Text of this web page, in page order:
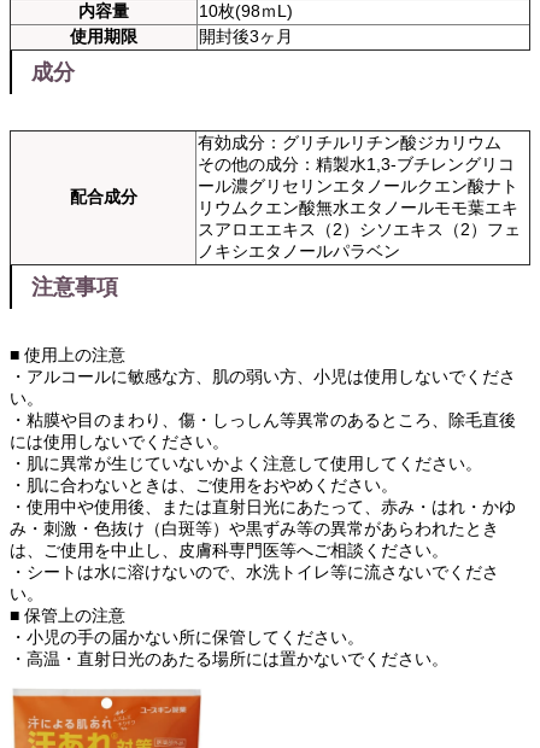
内容量
10枚(98ｍL)
使用期限
開封後3ヶ月
成分
配合成分
有効成分：グリチルリチン酸ジカリウム
その他の成分：精製水1,3-ブチレングリコ
ール濃グリセリンエタノールクエン酸ナト
リウムクエン酸無水エタノールモモ葉エキ
スアロエエキス（2）シソエキス（2）フェ
ノキシエタノールパラベン
注意事項
■ 使用上の注意
・アルコールに敏感な方、肌の弱い方、小児は使用しないでくださ
い。
・粘膜や目のまわり、傷・しっしん等異常のあるところ、除毛直後
には使用しないでください。
・肌に異常が生じていないかよく注意して使用してください。
・肌に合わないときは、ご使用をおやめください。
・使用中や使用後、または直射日光にあたって、赤み・はれ・かゆ
み・刺激・色抜け（白斑等）や黒ずみ等の異常があらわれたとき
は、ご使用を中止し、皮膚科専門医等へご相談ください。
・シートは水に溶けないので、水洗トイレ等に流さないでくださ
い。
■ 保管上の注意
・小児の手の届かない所に保管してください。
・高温・直射日光のあたる場所には置かないでください。